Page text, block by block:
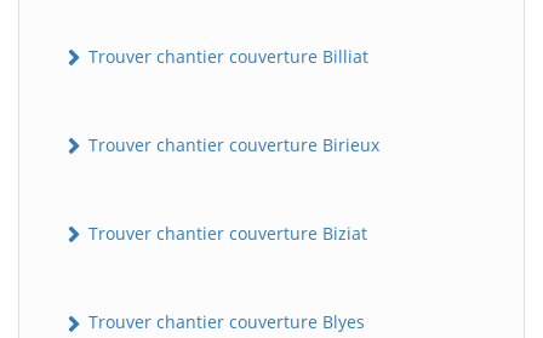
Trouver chantier couverture Billiat
Trouver chantier couverture Birieux
Trouver chantier couverture Biziat
Trouver chantier couverture Blyes